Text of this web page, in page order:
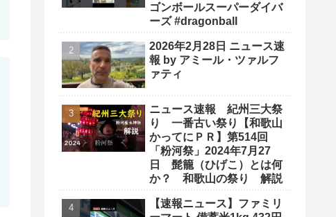
ゴンボールスーパーダイバ
ーズ #dragonball
2026年2月28日 ニュース速
報 by アミール・ツァルフ
ァティ
ニュース速報 紀州三大祭
り 一番古い祭り【和歌山
かってにＰＲ】第514回
「粉河祭」2024年7月27
日 髭籠（ひげこ）とは何
か？ 和歌山の祭り 解説
【速報ニュース】ファミリ